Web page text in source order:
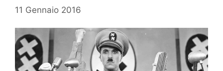
11 Gennaio 2016